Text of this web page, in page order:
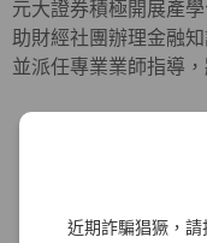
近期詐騙猖獗，
元大證券積極開展產
助財經社團辦理金融
並派任專業業師指導